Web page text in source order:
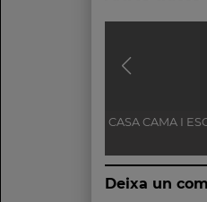
CASA CAMA I
Deixa un